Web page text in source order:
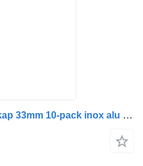
Diversen Wielmoer afdekkap 33mm 10-pack inox alu velg